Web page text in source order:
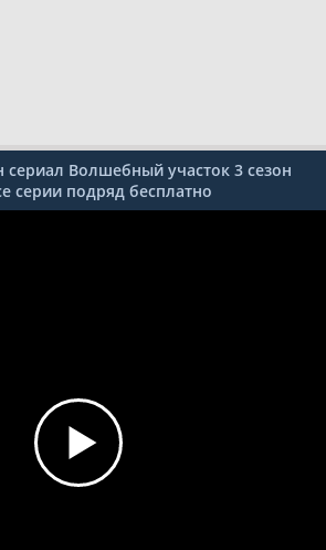
сериал Волшебный участок 3 сезон
серии подряд бесплатно